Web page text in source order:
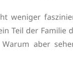
weniger
Teil der Familie
Warum aber